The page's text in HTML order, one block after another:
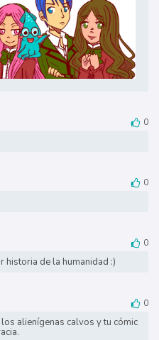
0
0
0
historia de la humanidad :)
0
los alienígenas calvos y tu cómic